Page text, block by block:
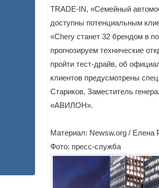
TRADE-IN, «Семейный
доступны потенциальным
«Chery станет 32 брендом в
прогнозируем технические
пройти тест-драйв, об
клиентов предусмотрены
Стариков, Заместитель
«АВИЛОН».
Материал: Newsw.org / Елена
Фото: пресс-служба